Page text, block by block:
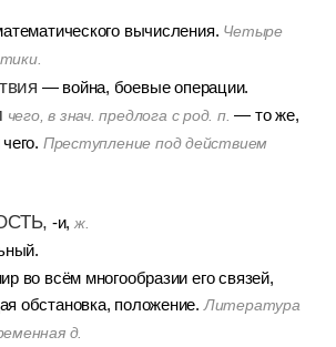
вычисления. Четыре
— война, боевые операции.
чего, в знач. предлога с род. п. — то же,
Преступление под действием
-и,ж.
во всём многообразии его связей,
обстановка, положение. Литература
д.